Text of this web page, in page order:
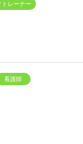
トレーナー
看護師